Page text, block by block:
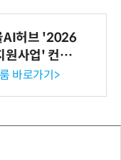
AI허브 '2026
원사업' 컨소
바로가기>